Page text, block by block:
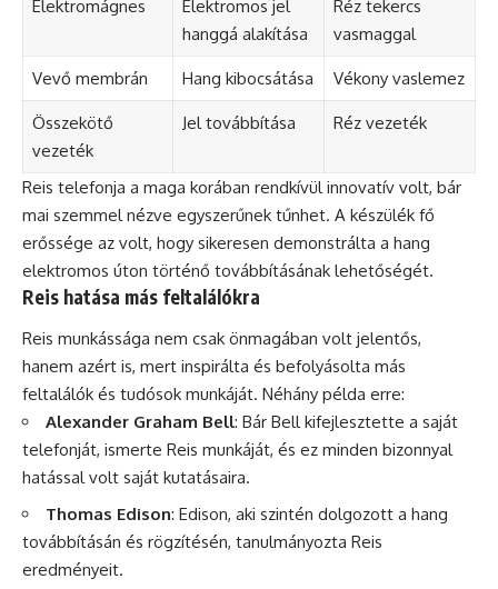
Elektromágnes
Elektromos jel
hanggá alakítása
Réz tekercs
vasmaggal
Vevő membrán Hang kibocsátása Vékony vaslemez
Összekötő
vezeték
Jel továbbítása Réz vezeték
Reis telefonja a maga korában rendkívül innovatív volt, bár
mai szemmel nézve egyszerűnek tűnhet. A készülék fő
erőssége az volt, hogy sikeresen demonstrálta a hang
elektromos úton történő továbbításának lehetőségét.
Reis hatása más feltalálókra
Reis munkássága nem csak önmagában volt jelentős,
hanem azért is, mert inspirálta és befolyásolta más
feltalálók és tudósok munkáját. Néhány példa erre:
Alexander Graham Bell: Bár Bell kifejlesztette a saját
telefonját, ismerte Reis munkáját, és ez minden bizonnyal
hatással volt saját kutatásaira.
Thomas Edison: Edison, aki szintén dolgozott a hang
továbbításán és rögzítésén, tanulmányozta Reis
eredményeit.